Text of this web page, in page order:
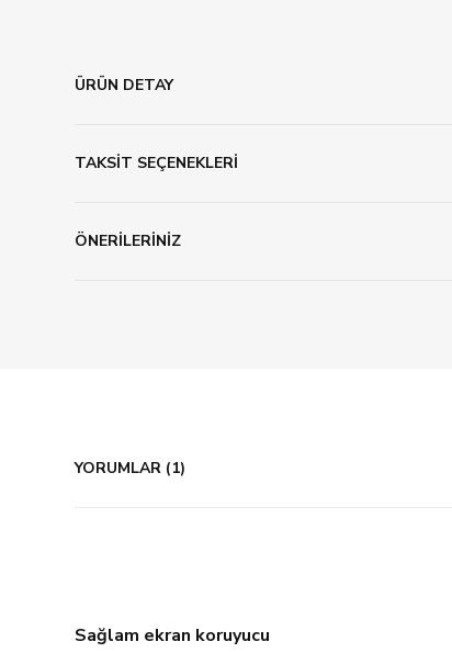
ÜRÜN DETAY
TAKSİT SEÇENEKLERİ
ÖNERİLERİNİZ
YORUMLAR (1)
Sağlam ekran koruyucu